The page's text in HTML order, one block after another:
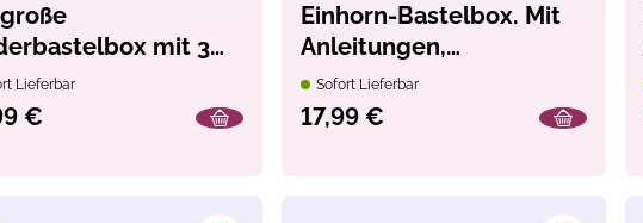
mit 3
zum
Lieferbar
€
Einhorn-Bastelbox. Mit
Anleitungen,
Bastelmaterial und
Mitmachbuch
Sofort Lieferbar
17,99 €